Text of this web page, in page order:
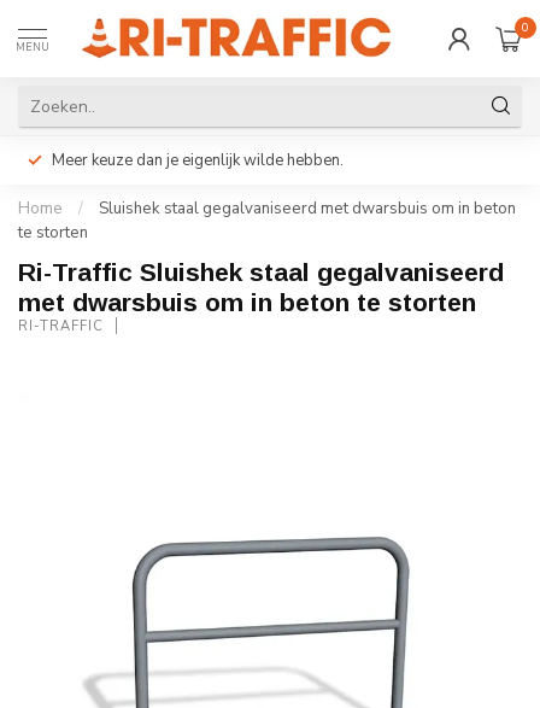
MENU
0
Meer keuze dan je eigenlijk wilde hebben.
Home /
Sluishek staal gegalvaniseerd met dwarsbuis om in beton
te storten
Ri-Traffic Sluishek staal gegalvaniseerd
met dwarsbuis om in beton te storten
RI-TRAFFIC